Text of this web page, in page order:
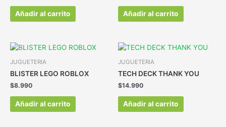
Añadir al carrito Añadir al carrito
JUGUETERIA
BLISTER LEGO ROBLOX
$8.990
Añadir al carrito
JUGUETERIA
TECH DECK THANK YOU
$14.990
Añadir al carrito